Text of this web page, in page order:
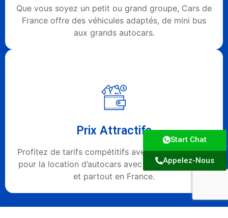
Que vous soyez un petit ou grand groupe, Cars de
France offre des véhicules adaptés, de mini bus
aux grands autocars.
Prix Attractifs
Profitez de tarifs compétitifs avec Cars de France
pour la location d’autocars avec chauffeur à Paris
et partout en France.
Start Chat
Appelez-Nous